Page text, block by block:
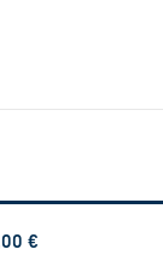
€